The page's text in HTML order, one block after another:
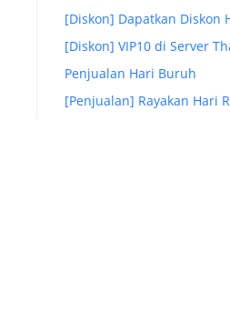
[Diskon] Dapatkan Diskon
[Diskon] VIP10 di Server
Penjualan Hari Buruh
[Penjualan] Rayakan Hari